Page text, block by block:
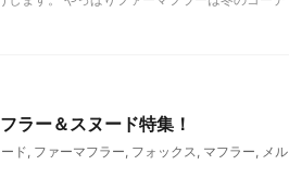
ラー＆スヌード特集！
ド, ファーマフラー, フォックス, マフラー, メル